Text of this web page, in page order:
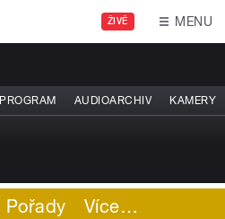
ŽIVĚ MENU
PROGRAM AUDIOARCHIV KAMERY
Pořady Více…